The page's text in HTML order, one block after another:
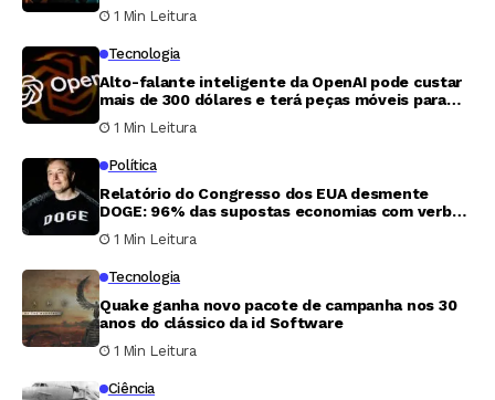
1 Min Leitura
Tecnologia
Alto-falante inteligente da OpenAI pode custar
mais de 300 dólares e terá peças móveis para
1 Min Leitura
Política
Relatório do Congresso dos EUA desmente
DOGE: 96% das supostas economias com verbas
1 Min Leitura
Tecnologia
Quake ganha novo pacote de campanha nos 30
anos do clássico da id Software
1 Min Leitura
Ciência